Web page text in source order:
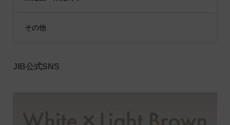
その他
JIB公式SNS